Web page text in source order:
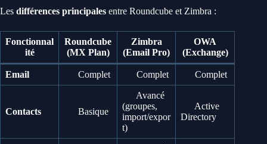
Les différences principales entre Roundcube et Zimbra :
Fonctionnal
ité
Roundcube
(MX Plan)
Zimbra
(Email Pro)
OWA
(Exchange)
Email Complet Complet Complet
Contacts Basique
Avancé
(groupes,
import/expor
t)
Active
Directory